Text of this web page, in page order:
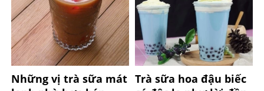
Những vị trà sữa mát Trà sữa hoa đậu biếc